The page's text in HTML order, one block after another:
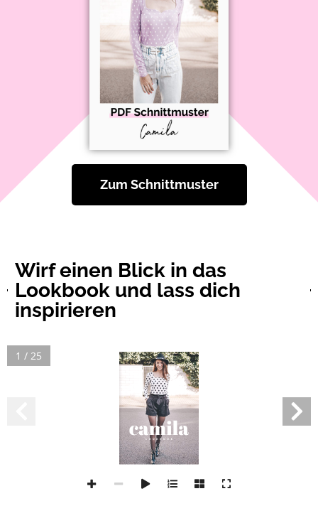
Zum Schnittmuster
Wirf einen Blick in das
Lookbook und lass dich
inspirieren
1 / 25